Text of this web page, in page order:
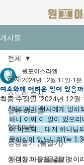
게시물
전체
오늘의 묵상
일반 아티클
업데이트
성경절기 (봄절기)
성경절기 (가을절기)
전체
여호와께 어려운 일이 있을
원포이스라엘
2024년 12월 11일 1분
최종 수정일:2024년 12월
"마리아가 천사에게 말하
하니 어찌 이 일이 있으리
여 이르되... 대저 하나님
못하심이 없느니라'(눅
처녀가 아들을 낳을 것이